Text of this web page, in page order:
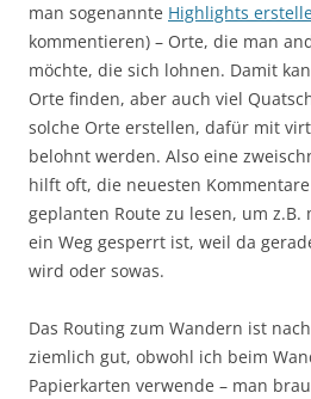
man sogenannte Highlights
kommentieren) – Orte, die man
möchte, die sich lohnen. Damit
Orte finden, aber auch viel
solche Orte erstellen, dafür mit
belohnt werden. Also eine
hilft oft, die neuesten
geplanten Route zu lesen, um z.B.
ein Weg gesperrt ist, weil da
wird oder sowas.
Das Routing zum Wandern ist
ziemlich gut, obwohl ich beim
Papierkarten verwende – man